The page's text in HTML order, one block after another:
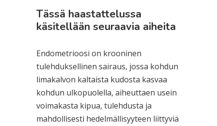
Tässä haastattelussa
käsitellään seuraavia aiheita
Endometrioosi on krooninen
tulehduksellinen sairaus, jossa kohdun
limakalvon kaltaista kudosta kasvaa
kohdun ulkopuolella, aiheuttaen usein
voimakasta kipua, tulehdusta ja
mahdollisesti hedelmällisyyteen liittyviä